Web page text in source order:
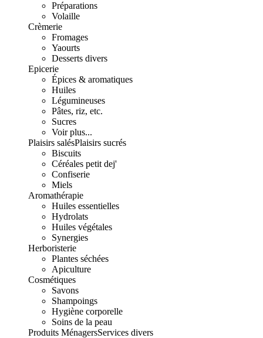
Préparations
Volaille
Crèmerie
Fromages
Yaourts
Desserts divers
Epicerie
Épices & aromatiques
Huiles
Légumineuses
Pâtes, riz, etc.
Sucres
Voir plus...
Plaisirs salésPlaisirs sucrés
Biscuits
Céréales petit dej'
Confiserie
Miels
Aromathérapie
Huiles essentielles
Hydrolats
Huiles végétales
Synergies
Herboristerie
Plantes séchées
Apiculture
Cosmétiques
Savons
Shampoings
Hygiène corporelle
Soins de la peau
Produits MénagersServices divers